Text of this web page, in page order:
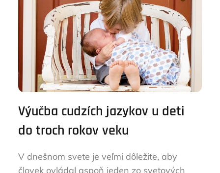
Výučba cudzích jazykov u deti
do troch rokov veku
V dnešnom svete je veľmi dôležite, aby
človek ovládal aspoň jeden zo svetových